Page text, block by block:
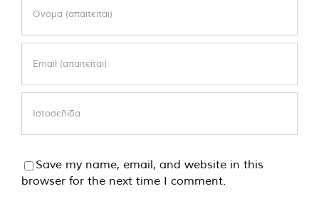
Save my name, email, and website in this
browser for the next time I comment.